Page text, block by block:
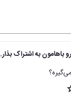
باهامون به اشتراک بذار.